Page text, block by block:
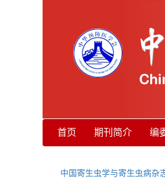
首页 期刊简介 编
中国寄生虫学与寄生虫病杂